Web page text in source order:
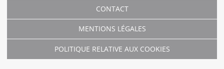
CONTACT
MENTIONS LÉGALES
POLITIQUE RELATIVE AUX COOKIES